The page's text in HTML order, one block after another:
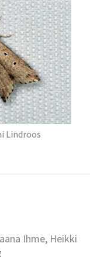
Lindroos
Ihme, Heikki